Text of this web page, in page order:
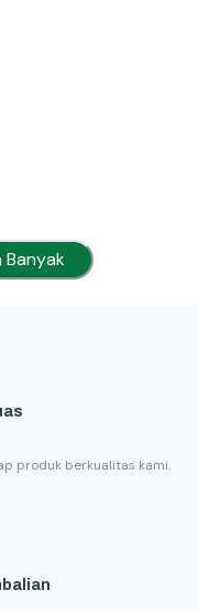
Banyak
produk berkualitas kami.